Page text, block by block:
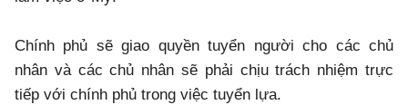
Chính phủ sẽ giao quyền tuyển người cho các chủ
nhân và các chủ nhân sẽ phải chịu trách nhiệm trực
tiếp với chính phủ trong việc tuyển lựa.